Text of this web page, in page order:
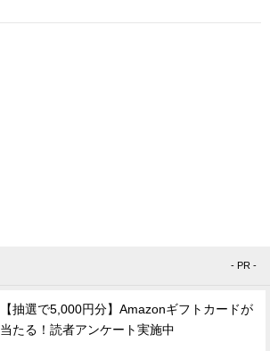
- PR -
【抽選で5,000円分】Amazonギフトカードが
当たる！読者アンケート実施中